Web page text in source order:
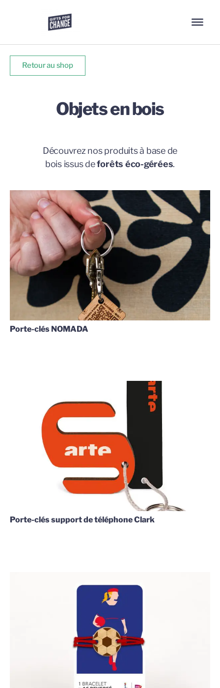
Retour au shop
Objets en bois
Découvrez nos produits à base de
bois issus deforêts éco-gérées.
Porte-clés NOMADA
Porte-clés support de téléphone Clark